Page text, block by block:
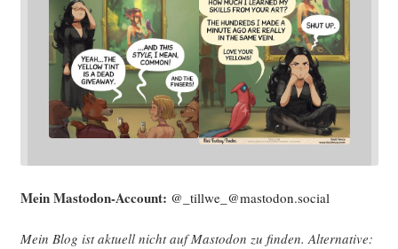
Mein Mast­o­don-Account: @_tillwe_@mastodon.social
Mein Blog ist aktu­ell nicht auf Mast­o­don zu fin­den. Alter­na­ti­ve: